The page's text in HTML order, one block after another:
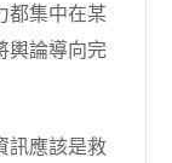
集中在某
輿論導向完
訊應該是救